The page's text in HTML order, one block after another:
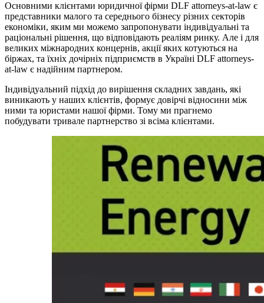
Основними клієнтами юридичної фірми DLF attorneys-at-law є
представники малого та середнього бізнесу різних секторів
економіки, яким ми можемо запропонувати індивідуальні та
раціональні рішення, що відповідають реаліям ринку. Але і для
великих міжнародних концернів, акції яких котуються на
біржах, та їхніх дочірніх підприємств в Україні DLF attorneys-
at-law є надійним партнером.
Індивідуальний підхід до вирішення складних завдань, які
виникають у наших клієнтів, формує довірчі відносини між
ними та юристами нашої фірми. Тому ми прагнемо
побудувати тривале партнерство зі всіма клієнтами.